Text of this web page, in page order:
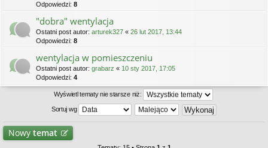
Odpowiedzi: 8
"dobra" wentylacja
Ostatni post autor: arturek327 « 26 lut 2017, 13:44
Odpowiedzi: 8
wentylacja w pomieszczeniu
Ostatni post autor: grabarz « 10 sty 2017, 17:05
Odpowiedzi: 4
Wyświetl tematy nie starsze niż:
Sortuj wg
Nowy temat